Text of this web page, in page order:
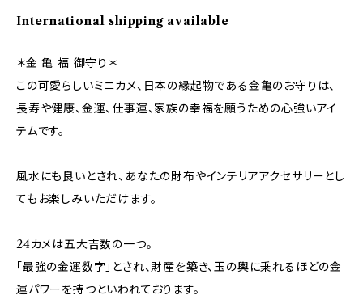
International shipping available
＊金 亀 福 御守り＊
この可愛らしいミニカメ、日本の縁起物である金亀のお守りは、
長寿や健康、金運、仕事運、家族の幸福を願うための心強いアイ
テムです。
風水にも良いとされ、あなたの財布やインテリアアクセサリーとし
てもお楽しみいただけます。
24カメは五大吉数の一つ。
「最強の金運数字」とされ、財産を築き、玉の輿に乗れるほどの金
運パワーを持つといわれております。